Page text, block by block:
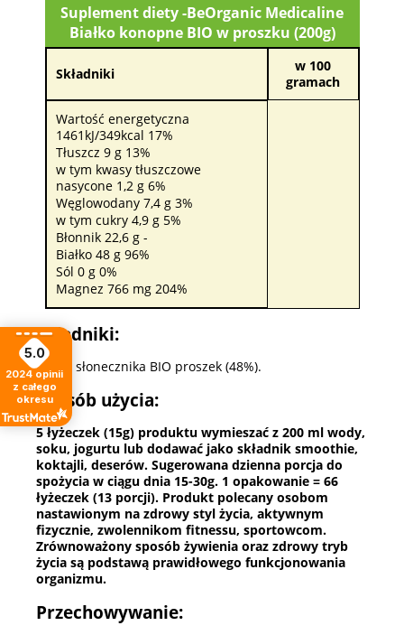
Suplement diety -BeOrganic Medicaline
Białko konopne BIO w proszku (200g)
Składniki
w 100
gramach
Wartość energetyczna
1461kJ/349kcal 17%
Tłuszcz 9 g 13%
w tym kwasy tłuszczowe
nasycone 1,2 g 6%
Węglowodany 7,4 g 3%
w tym cukry 4,9 g 5%
Błonnik 22,6 g -
Białko 48 g 96%
Sól 0 g 0%
Magnez 766 mg 204%
Składniki:
Białko słonecznika BIO proszek (48%).
Sposób użycia:
5 łyżeczek (15g) produktu wymieszać z 200 ml wody,
soku, jogurtu lub dodawać jako składnik smoothie,
koktajli, deserów. Sugerowana dzienna porcja do
spożycia w ciągu dnia 15-30g. 1 opakowanie = 66
łyżeczek (13 porcji). Produkt polecany osobom
nastawionym na zdrowy styl życia, aktywnym
fizycznie, zwolennikom fitnessu, sportowcom.
Zrównoważony sposób żywienia oraz zdrowy tryb
życia są podstawą prawidłowego funkcjonowania
organizmu.
Przechowywanie:
5.0
2024 opinii
z całego
okresu